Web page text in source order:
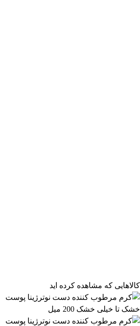
تومان
511,499 تومان
511,500 تومان
اعمال فیلتر قیمت
مرتب‌سازی محصولات
مرتب‌سازی:
پیش‌فرض محبوب‌ترین بالاترین امتیاز
گران‌ترین موجودها اول
کالاهایی که مشاهده کرده اید